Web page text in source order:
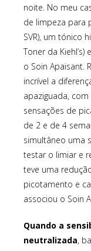
noite. No meu
de limpeza para
SVR), um tónico
Toner da
o Soin Apaisant.
incrível a
apaziguada,
sensações de
de 2 e de 4
simultâneo uma
testar o limiar e
teve uma
picotamento e
associou o Soin
Quando a
neutralizada,